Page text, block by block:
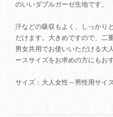
のいいダブルガーゼ生地です。
汗などの吸収もよく、しっかり
だけます。大きめですので、二
男女共用でお使いいただける大
ースサイズをお求めの方にもお
サイズ：大人女性～男性用サイ